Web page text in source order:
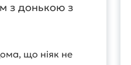
з донькою з
що ніяк не